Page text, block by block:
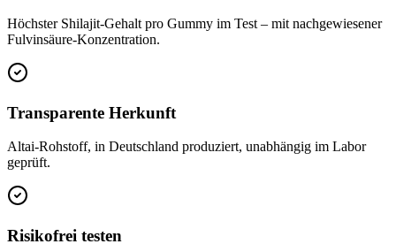
Höchster Shilajit-Gehalt pro Gummy im Test – mit nachgewiesener
Fulvinsäure-Konzentration.
Transparente Herkunft
Altai-Rohstoff, in Deutschland produziert, unabhängig im Labor
geprüft.
Risikofrei testen